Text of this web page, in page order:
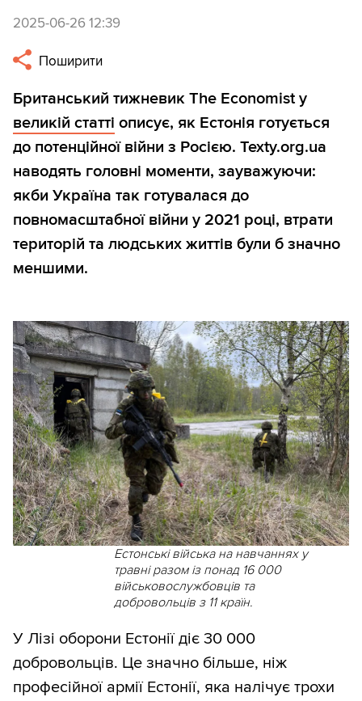
2025-06-26 12:39
Поширити
Британський тижневик The Economist у
великій статті описує, як Естонія готується
до потенційної війни з Росією. Texty.org.ua
наводять головні моменти, зауважуючи:
якби Україна так готувалася до
повномасштабної війни у 2021 році, втрати
територій та людських життів були б значно
меншими.
Естонські війська на навчаннях у
травні разом із понад 16 000
військовослужбовців та
добровольців з 11 країн.
У Лізі оборони Естонії діє 30 000
добровольців. Це значно більше, ніж
професійної армії Естонії, яка налічує трохи